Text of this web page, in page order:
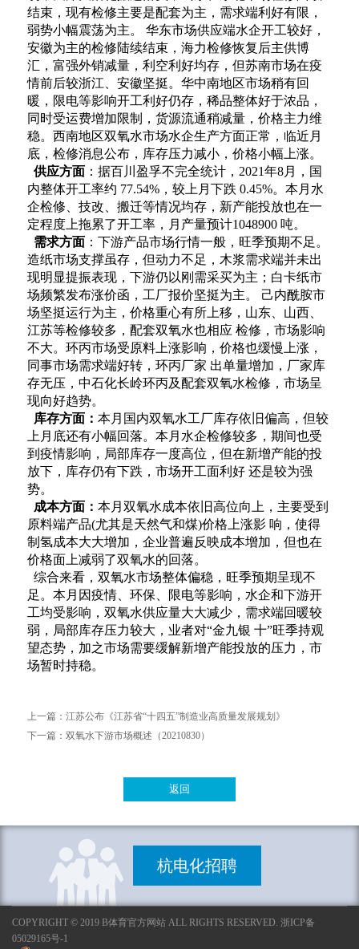
结束，现有检修主要是配套为主，需求端利好有限，
弱势小幅震荡为主。 华东市场供应端水企开工较好，
安徽为主的检修陆续结束，海力检修恢复后主供博
汇，富强外销减量，利空利好均存，但苏南市场在疫
情前后较浙江、安徽坚挺。华中南地区市场稍有回
暖，限电等影响开工利好仍存，稀品整体好于浓品，
同时受运费增加限制，货源流通稍减量，价格主力维
稳。西南地区双氧水市场水企生产方面正常，临近月
底，检修消息公布，库存压力减小，价格小幅上涨。
供应方面：据百川盈孚不完全统计，2021年8月，国
内整体开工率约 77.54%，较上月下跌 0.45%。 本月水
企检修、技改、搬迁等情况均存，新产能投放也在一
定程度上拖累了开工率，月产量预计1048900 吨。
需求方面：下游产品市场行情一般，旺季预期不足。
造纸市场支撑虽存，但动力不足，木浆需求端并未出
现明显提振表现，下游仍以刚需采买为主；白卡纸市
场频繁发布涨价函，工厂报价坚挺为主。 己内酰胺市
场坚挺运行为主，价格重心有所上移，山东、山西、
江苏等检修较多，配套双氧水也相应 检修，市场影响
不大。环丙市场受原料上涨影响，价格也缓慢上涨，
同事市场需求端好转，环丙厂家 出单量增加，厂家库
存无压，中石化长岭环丙及配套双氧水检修，市场呈
现向好趋势。
库存方面： 本月国内双氧水工厂库存依旧偏高，但较
上月底还有小幅回落。本月水企检修较多， 期间也受
到疫情影响，局部库存一度高位，但在新增产能的投
放下，库存仍有下跌，市场开工面利好 还是较为强
势。
成本方面： 本月双氧水成本依旧高位向上，主要受到
原料端产品(尤其是天然气和煤)价格上涨影 响，使得
制氢成本大大增加，企业普遍反映成本增加，但也在
价格面上减弱了双氧水的回落。
综合来看，双氧水市场整体偏稳，旺季预期呈现不
足。本月因疫情、环保、限电等影响，水企和下游开
工均受影响，双氧水供应量大大减少，需求端回暖较
弱，局部库存压力较大，业者对“金九银 十”旺季持观
望态势，加之市场需要缓解新增产能投放的压力，市
场暂时持稳。
上一篇： 江苏公布《江苏省“十四五”制造业高质量发展规划》
下一篇： 双氧水下游市场概述（20210830）
返回
杭电化招聘
COPYRIGHT © 2019 B体育官方网站 ALL RIGHTS RESERVED. 浙ICP备
05029165号-1